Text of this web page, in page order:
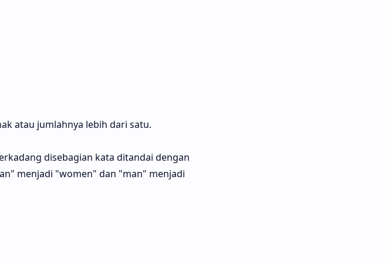
atau jumlahnya lebih dari satu.
disebagian kata ditandai dengan
menjadi "women" dan "man" menjadi